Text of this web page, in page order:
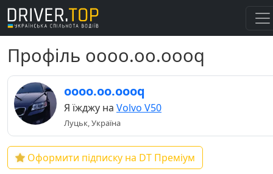
Профіль oooo.oo.oooq
oooo.oo.oooq
Я їжджу на Volvo V50
Луцьк, Україна
Оформити підписку на DT Преміум